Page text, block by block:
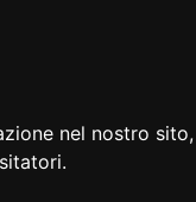
nel nostro